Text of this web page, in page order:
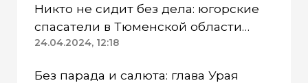
Никто не сидит без дела: югорские
спасатели в Тюменской области
работают в две смены
24.04.2024, 12:18
Без парада и салюта: глава Урая